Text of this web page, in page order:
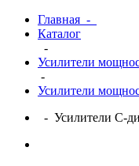
Главная -
Каталог
-
Усилители
-
Усилители
- Усилители С-